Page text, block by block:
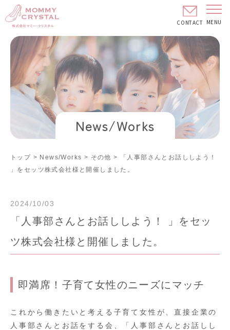
CONTACT MENU
News/Works
トップ > News/Works > その他 >
「人事部さんとお話ししよう！
」をセッツ株式会社様と開催しました。
2024/10/03
「人事部さんとお話ししよう！ 」をセッ
ツ株式会社様と開催しました。
即満席！子育て女性のニーズにマッチ
これから働きたいと考える子育て女性が、直接企業の
人事部さんとお話をする会、「人事部さんとお話しし